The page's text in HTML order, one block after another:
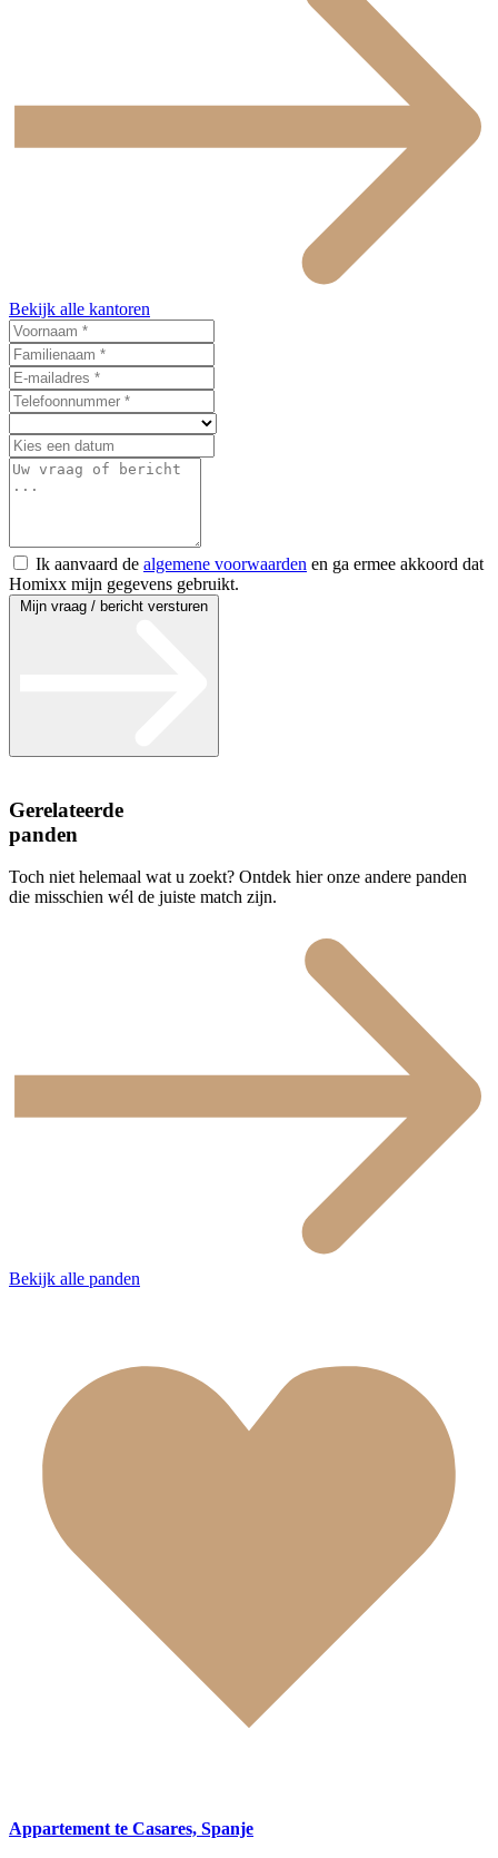
Bekijk alle kantoren
Ik aanvaard de algemene voorwaarden en ga ermee akkoord dat
Homixx mijn gegevens gebruikt.
Mijn vraag / bericht versturen
Gerelateerde
panden
Toch niet helemaal wat u zoekt? Ontdek hier onze andere panden
die misschien wél de juiste match zijn.
Bekijk alle panden
Appartement te Casares, Spanje